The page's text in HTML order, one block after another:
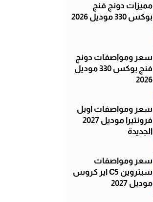
مميزات دونج فنج
بوكس 330 موديل 2026
سعر ومواصفات دونج
فنج بوكس 330 موديل
2026
سعر ومواصفات اوبل
فرونتيرا موديل 2027
الجديدة
سعر ومواصفات
سيتروين C5 اير كروس
موديل 2027